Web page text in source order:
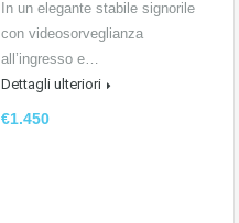
In un elegante stabile signorile
con videosorveglianza
all’ingresso e…
Dettagli ulteriori
€1.450